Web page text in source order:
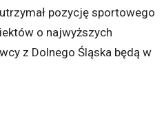
pozycję sportowego
o najwyższych
z Dolnego Śląska będą w